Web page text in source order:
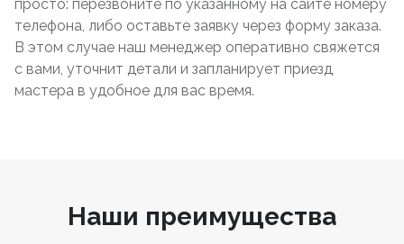
просто: перезвоните по указанному на сайте номеру
телефона, либо оставьте заявку через форму заказа.
В этом случае наш менеджер оперативно свяжется
с вами, уточнит детали и запланирует приезд
мастера в удобное для вас время.
Наши преимущества